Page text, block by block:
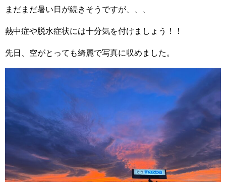
まだまだ暑い日が続きそうですが、、、
熱中症や脱水症状には十分気を付けましょう！！
先日、空がとっても綺麗で写真に収めました。